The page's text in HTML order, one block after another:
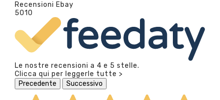
Recensioni Ebay
5010
Le nostre recensioni a 4 e 5 stelle.
Clicca qui per leggerle tutte >
Precedente
Successivo